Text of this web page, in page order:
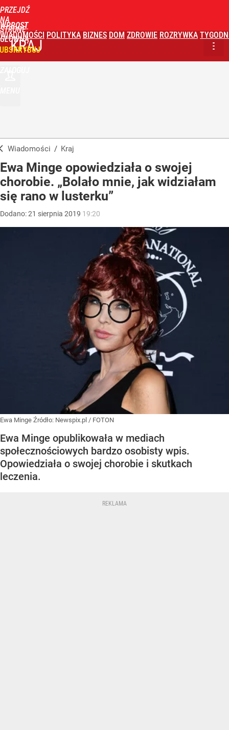
PRZEJDŹ
NA
STRONĘ
GŁÓWNĄ
WPROST
WIADOMOŚCI POLITYKA BIZNES DOM ZDROWIE ROZRYWKA
KRAJ
Wiadomości / Kraj
Ewa Minge opowiedziała o swojej
chorobie. „Bolało mnie, jak widziałam
się rano w lusterku”
Dodano:21 sierpnia 2019 19:20
Ewa Minge Źródło: Newspix.pl / FOTON
Ewa Minge opublikowała w mediach
społecznościowych bardzo osobisty wpis.
Opowiedziała o swojej chorobie i skutkach
leczenia.